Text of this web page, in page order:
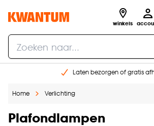
winkels
Laten bezorgen of gratis
Gratis raam advies en opmeten
Home Verlichting
Plafondlampen